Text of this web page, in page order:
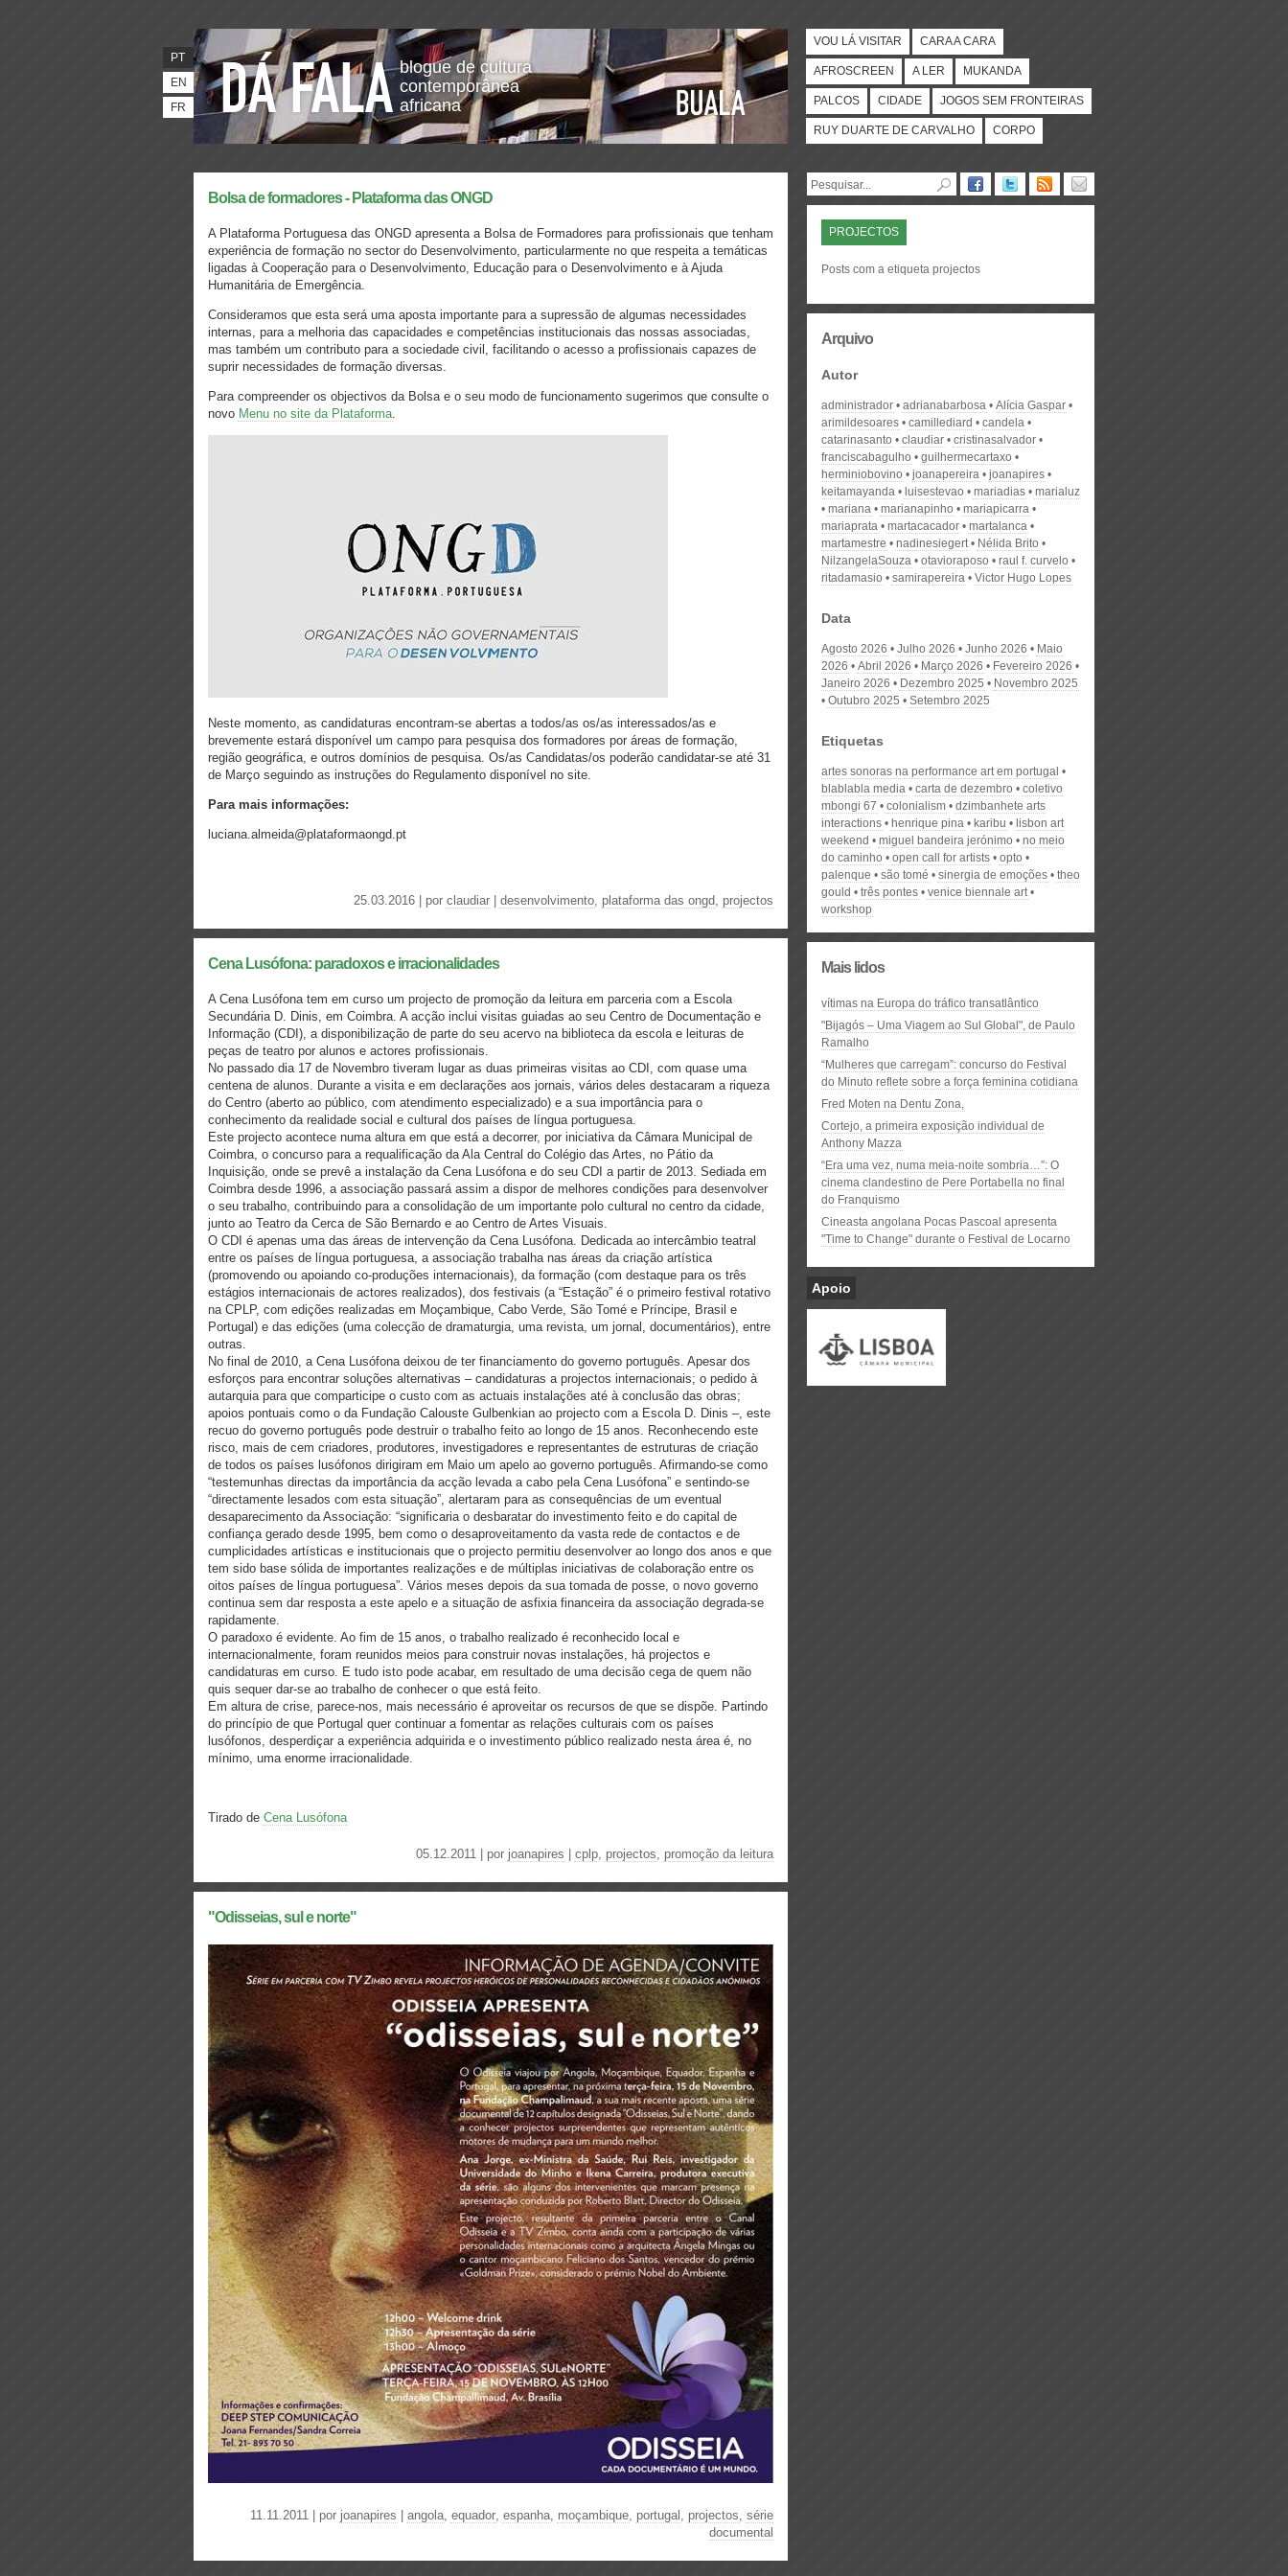
blogue de cultura
contemporânea
africana
PT
EN
FR
VOU LÁ VISITAR CARA A CARA
AFROSCREEN A LER MUKANDA
PALCOS CIDADE JOGOS SEM FRONTEIRAS
RUY DUARTE DE CARVALHO CORPO
Bolsa de formadores - Plataforma das ONGD
A Plataforma Portuguesa das ONGD apresenta a Bolsa de Formadores para profissionais que tenham
experiência de formação no sector do Desenvolvimento, particularmente no que respeita a temáticas
ligadas à Cooperação para o Desenvolvimento, Educação para o Desenvolvimento e à Ajuda
Humanitária de Emergência.
Consideramos que esta será uma aposta importante para a supressão de algumas necessidades
internas, para a melhoria das capacidades e competências institucionais das nossas associadas,
mas também um contributo para a sociedade civil, facilitando o acesso a profissionais capazes de
suprir necessidades de formação diversas.
Para compreender os objectivos da Bolsa e o seu modo de funcionamento sugerimos que consulte o
novo Menu no site da Plataforma.
Neste momento, as candidaturas encontram-se abertas a todos/as os/as interessados/as e
brevemente estará disponível um campo para pesquisa dos formadores por áreas de formação,
região geográfica, e outros domínios de pesquisa. Os/as Candidatas/os poderão candidatar-se até 31
de Março seguindo as instruções do Regulamento disponível no site.
Para mais informações:
luciana.almeida@plataformaongd.pt
25.03.2016 | por claudiar desenvolvimento, plataforma das ongd, projectos
Cena Lusófona: paradoxos e irracionalidades
A Cena Lusófona tem em curso um projecto de promoção da leitura em parceria com a Escola
Secundária D. Dinis, em Coimbra. A acção inclui visitas guiadas ao seu Centro de Documentação e
Informação (CDI), a disponibilização de parte do seu acervo na biblioteca da escola e leituras de
peças de teatro por alunos e actores profissionais.
No passado dia 17 de Novembro tiveram lugar as duas primeiras visitas ao CDI, com quase uma
centena de alunos. Durante a visita e em declarações aos jornais, vários deles destacaram a riqueza
do Centro (aberto ao público, com atendimento especializado) e a sua importância para o
conhecimento da realidade social e cultural dos países de língua portuguesa.
Este projecto acontece numa altura em que está a decorrer, por iniciativa da Câmara Municipal de
Coimbra, o concurso para a requalificação da Ala Central do Colégio das Artes, no Pátio da
Inquisição, onde se prevê a instalação da Cena Lusófona e do seu CDI a partir de 2013. Sediada em
Coimbra desde 1996, a associação passará assim a dispor de melhores condições para desenvolver
o seu trabalho, contribuindo para a consolidação de um importante polo cultural no centro da cidade,
junto ao Teatro da Cerca de São Bernardo e ao Centro de Artes Visuais.
O CDI é apenas uma das áreas de intervenção da Cena Lusófona. Dedicada ao intercâmbio teatral
entre os países de língua portuguesa, a associação trabalha nas áreas da criação artística
(promovendo ou apoiando co-produções internacionais), da formação (com destaque para os três
estágios internacionais de actores realizados), dos festivais (a “Estação” é o primeiro festival rotativo
na CPLP, com edições realizadas em Moçambique, Cabo Verde, São Tomé e Príncipe, Brasil e
Portugal) e das edições (uma colecção de dramaturgia, uma revista, um jornal, documentários), entre
outras.
No final de 2010, a Cena Lusófona deixou de ter financiamento do governo português. Apesar dos
esforços para encontrar soluções alternativas – candidaturas a projectos internacionais; o pedido à
autarquia para que comparticipe o custo com as actuais instalações até à conclusão das obras;
apoios pontuais como o da Fundação Calouste Gulbenkian ao projecto com a Escola D. Dinis –, este
recuo do governo português pode destruir o trabalho feito ao longo de 15 anos. Reconhecendo este
risco, mais de cem criadores, produtores, investigadores e representantes de estruturas de criação
de todos os países lusófonos dirigiram em Maio um apelo ao governo português. Afirmando-se como
“testemunhas directas da importância da acção levada a cabo pela Cena Lusófona” e sentindo-se
“directamente lesados com esta situação”, alertaram para as consequências de um eventual
desaparecimento da Associação: “significaria o desbaratar do investimento feito e do capital de
confiança gerado desde 1995, bem como o desaproveitamento da vasta rede de contactos e de
cumplicidades artísticas e institucionais que o projecto permitiu desenvolver ao longo dos anos e que
tem sido base sólida de importantes realizações e de múltiplas iniciativas de colaboração entre os
oitos países de língua portuguesa”. Vários meses depois da sua tomada de posse, o novo governo
continua sem dar resposta a este apelo e a situação de asfixia financeira da associação degrada-se
rapidamente.
O paradoxo é evidente. Ao fim de 15 anos, o trabalho realizado é reconhecido local e
internacionalmente, foram reunidos meios para construir novas instalações, há projectos e
candidaturas em curso. E tudo isto pode acabar, em resultado de uma decisão cega de quem não
quis sequer dar-se ao trabalho de conhecer o que está feito.
Em altura de crise, parece-nos, mais necessário é aproveitar os recursos de que se dispõe. Partindo
do princípio de que Portugal quer continuar a fomentar as relações culturais com os países
lusófonos, desperdiçar a experiência adquirida e o investimento público realizado nesta área é, no
mínimo, uma enorme irracionalidade.
Tirado de Cena Lusófona
05.12.2011 | por joanapires cplp, projectos, promoção da leitura
"Odisseias, sul e norte"
11.11.2011 | por joanapires angola, equador, espanha, moçambique, portugal , projectos, série
documental
PROJECTOS
Posts com a etiqueta projectos
Arquivo
Autor
administrador adrianabarbosa
Alícia Gaspar
arimildesoares
camillediard
candela
catarinasanto
claudiar
cristinasalvador
franciscabagulho
guilhermecartaxo
herminiobovino
joanapereira
joanapires
keitamayanda
luisestevao mariadias
marialuz
mariana
marianapinho
mariapicarra
mariaprata
martacacador
martalanca
martamestre
nadinesiegert
Nélida Brito
NilzangelaSouza
otavioraposo
raul f. curvelo
ritadamasio
samirapereira Victor Hugo Lopes
Data
Agosto 2026 Julho 2026 Junho 2026
Maio
2026
Abril 2026 Março 2026
Fevereiro 2026
Janeiro 2026
Dezembro 2025
Novembro 2025
Outubro 2025
Setembro 2025
Etiquetas
artes sonoras na performance art em portugal
blablabla media
carta de dezembro
coletivo
mbongi 67
colonialism
dzimbanhete arts
interactions
henrique pina karibu
lisbon art
weekend
miguel bandeira jerónimo
no meio
do caminho
open call for artists
opto
palenque
são tomé sinergia de emoções
theo
gould
três pontes
venice biennale art
workshop
Mais lidos
vítimas na Europa do tráfico transatlântico
"Bijagós – Uma Viagem ao Sul Global", de Paulo
Ramalho
“Mulheres que carregam”: concurso do Festival
do Minuto reflete sobre a força feminina cotidiana
Fred Moten na Dentu Zona,
Cortejo, a primeira exposição individual de
Anthony Mazza
“Era uma vez, numa meia-noite sombria…”: O
cinema clandestino de Pere Portabella no final
do Franquismo
Cineasta angolana Pocas Pascoal apresenta
"Time to Change" durante o Festival de Locarno
Apoio